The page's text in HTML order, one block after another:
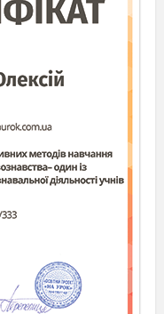
не станеться, бо
мене, будь
допомогу.
вони і одразу
вивченого
чарівну
послідовності